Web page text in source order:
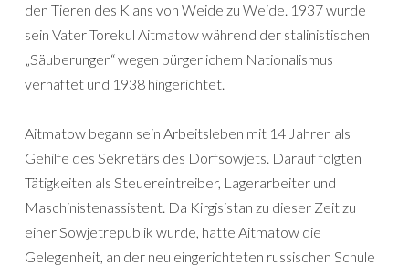
den Tieren des Klans von Weide zu Weide. 1937 wurde
sein Vater Torekul Aitmatow während der stalinistischen
„Säuberungen“ wegen bürgerlichem Nationalismus
verhaftet und 1938 hingerichtet.
Aitmatow begann sein Arbeitsleben mit 14 Jahren als
Gehilfe des Sekretärs des Dorfsowjets. Darauf folgten
Tätigkeiten als Steuereintreiber, Lagerarbeiter und
Maschinistenassistent. Da Kirgisistan zu dieser Zeit zu
einer Sowjetrepublik wurde, hatte Aitmatow die
Gelegenheit, an der neu eingerichteten russischen Schule